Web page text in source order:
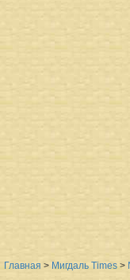
Главная > Мигдаль Times >